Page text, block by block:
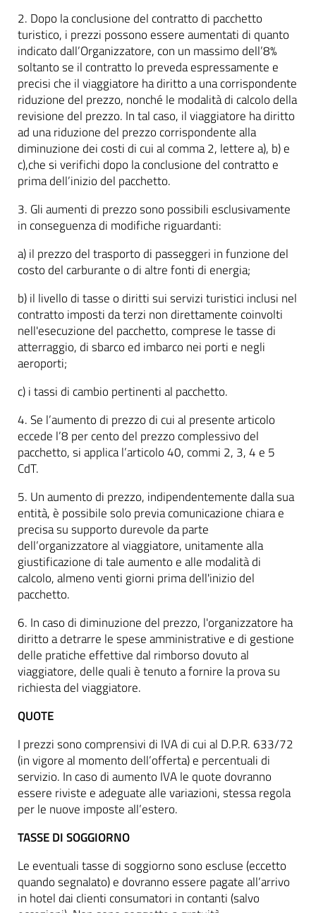
2. Dopo la conclusione del contratto di pacchetto
turistico, i prezzi possono essere aumentati di quanto
indicato dall’Organizzatore, con un massimo dell’8%
soltanto se il contratto lo preveda espressamente e
precisi che il viaggiatore ha diritto a una corrispondente
riduzione del prezzo, nonché le modalità di calcolo della
revisione del prezzo. In tal caso, il viaggiatore ha diritto
ad una riduzione del prezzo corrispondente alla
diminuzione dei costi di cui al comma 2, lettere a), b) e
c),che si verifichi dopo la conclusione del contratto e
prima dell’inizio del pacchetto.
3. Gli aumenti di prezzo sono possibili esclusivamente
in conseguenza di modifiche riguardanti:
a) il prezzo del trasporto di passeggeri in funzione del
costo del carburante o di altre fonti di energia;
b) il livello di tasse o diritti sui servizi turistici inclusi nel
contratto imposti da terzi non direttamente coinvolti
nell'esecuzione del pacchetto, comprese le tasse di
atterraggio, di sbarco ed imbarco nei porti e negli
aeroporti;
c) i tassi di cambio pertinenti al pacchetto.
4. Se l’aumento di prezzo di cui al presente articolo
eccede l’8 per cento del prezzo complessivo del
pacchetto, si applica l’articolo 40, commi 2, 3, 4 e 5
CdT.
5. Un aumento di prezzo, indipendentemente dalla sua
entità, è possibile solo previa comunicazione chiara e
precisa su supporto durevole da parte
dell’organizzatore al viaggiatore, unitamente alla
giustificazione di tale aumento e alle modalità di
calcolo, almeno venti giorni prima dell'inizio del
pacchetto.
6. In caso di diminuzione del prezzo, l'organizzatore ha
diritto a detrarre le spese amministrative e di gestione
delle pratiche effettive dal rimborso dovuto al
viaggiatore, delle quali è tenuto a fornire la prova su
richiesta del viaggiatore.
QUOTE
I prezzi sono comprensivi di IVA di cui al D.P.R. 633/72
(in vigore al momento dell’offerta) e percentuali di
servizio. In caso di aumento IVA le quote dovranno
essere riviste e adeguate alle variazioni, stessa regola
per le nuove imposte all’estero.
TASSE DI SOGGIORNO
Le eventuali tasse di soggiorno sono escluse (eccetto
quando segnalato) e dovranno essere pagate all’arrivo
in hotel dai clienti consumatori in contanti (salvo